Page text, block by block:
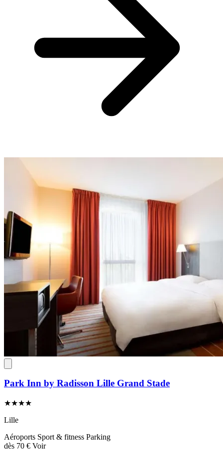
Park Inn by Radisson Lille Grand Stade
★★★★
Lille
Aéroports Sport & fitness Parking
dès 70 € Voir